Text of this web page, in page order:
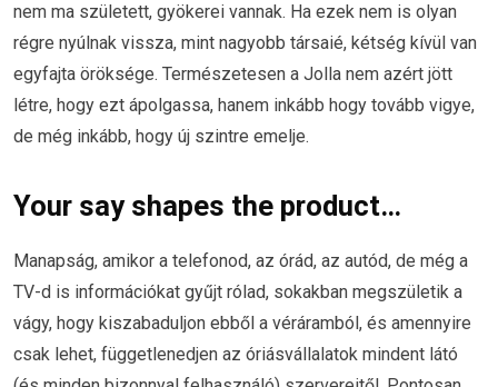
nem ma született, gyökerei vannak. Ha ezek nem is olyan
régre nyúlnak vissza, mint nagyobb társaié, kétség kívül van
egyfajta öröksége. Természetesen a Jolla nem azért jött
létre, hogy ezt ápolgassa, hanem inkább hogy tovább vigye,
de még inkább, hogy új szintre emelje.
Your say shapes the product…
Manapság, amikor a telefonod, az órád, az autód, de még a
TV-d is információkat gyűjt rólad, sokakban megszületik a
vágy, hogy kiszabaduljon ebből a véráramból, és amennyire
csak lehet, függetlenedjen az óriásvállalatok mindent látó